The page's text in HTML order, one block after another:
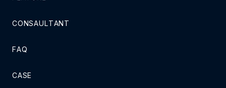
CONSAULTANT
FAQ
CASE